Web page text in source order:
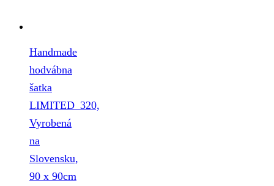
Handmade
hodvábna
šatka
LIMITED_320,
Vyrobená
na
Slovensku,
90 x 90cm